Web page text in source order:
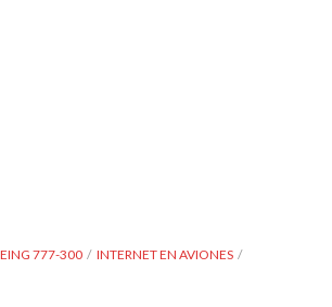
777-300
INTERNET EN AVIONES